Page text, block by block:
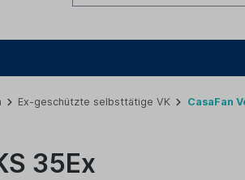
Ex-geschützte selbsttätige VK CasaFan
35Ex